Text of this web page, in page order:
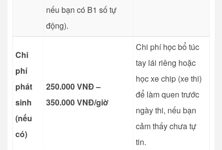
nếu bạn có B1 số tự
động).
Chi
phí
phát
sinh
(nếu
có)
250.000 VNĐ –
350.000 VNĐ/giờ
Chi phí học bổ túc
tay lái riêng hoặc
học xe chip (xe thi)
để làm quen trước
ngày thi, nếu bạn
cảm thấy chưa tự
tin.